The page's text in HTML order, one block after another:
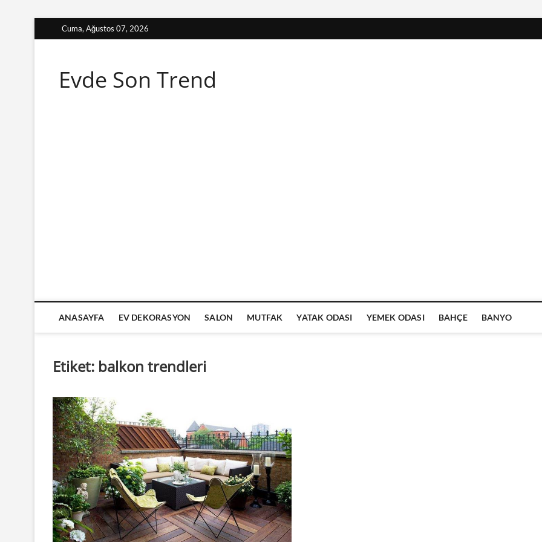
to
Cuma, Ağustos 07, 2026
Evde Son Trend
ANASAYFA EV DEKORASYON SALON MUTFAK YATAK ODASI YEMEK ODASI BAHÇE BANYO
Etiket: balkon trendleri